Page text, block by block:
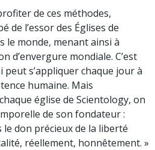
de ces méthodes,
de l’essor des Églises de
le monde, menant ainsi à
d’envergure mondiale. C’est
s’appliquer chaque jour à
humaine. Mais
église de Scientology, on
de son fondateur :
don précieux de la liberté
réellement, honnêtement. »